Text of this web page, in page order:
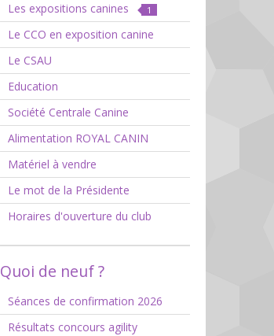
Les expositions canines 1
Le CCO en exposition canine
Le CSAU
Education
Société Centrale Canine
Alimentation ROYAL CANIN
Matériel à vendre
Le mot de la Présidente
Horaires d'ouverture du club
Quoi de neuf ?
Séances de confirmation 2026
Résultats concours agility